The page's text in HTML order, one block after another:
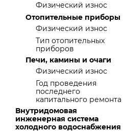
Физический износ
Отопительные приборы
Физический износ
Тип отопительных
приборов
Печи, камины и очаги
Физический износ
Год проведения
последнего
капитального ремонта
Внутридомовая
инженерная система
холодного водоснабжения